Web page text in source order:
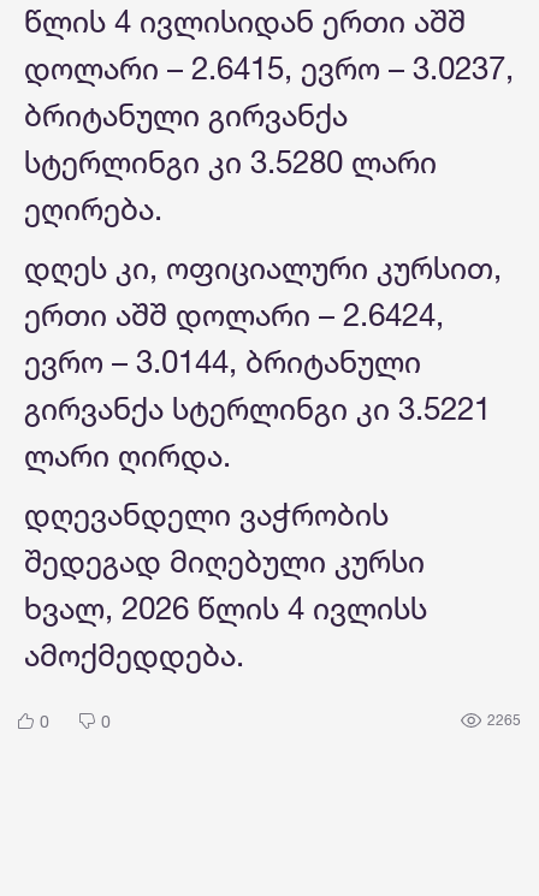
წლის 4 ივლისიდან ერთი აშშ
დოლარი – 2.6415, ევრო – 3.0237,
ბრიტანული გირვანქა
სტერლინგი კი 3.5280 ლარი
ეღირება.
დღეს კი, ოფიციალური კურსით,
ერთი აშშ დოლარი – 2.6424,
ევრო – 3.0144, ბრიტანული
გირვანქა სტერლინგი კი 3.5221
ლარი ღირდა.
დღევანდელი ვაჭრობის
შედეგად მიღებული კურსი
ხვალ, 2026 წლის 4 ივლისს
ამოქმედდება.
0 0 2265